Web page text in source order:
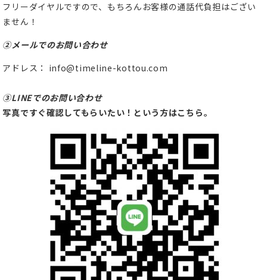
フリーダイヤルですので、もちろんお客様の通話代負担はござい
ません！
②メールでのお問い合わせ
アドレス： info@timeline-kottou.com
③LINEでのお問い合わせ
写真ですぐ確認してもらいたい！という方はこちら。